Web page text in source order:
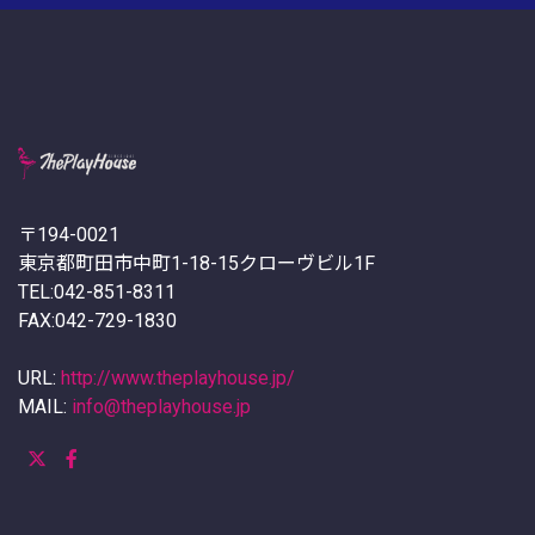
〒194-0021
東京都町田市中町1-18-15クローヴビル1F
TEL:042-851-8311
FAX:042-729-1830
URL: http://www.theplayhouse.jp/
MAIL: info@theplayhouse.jp